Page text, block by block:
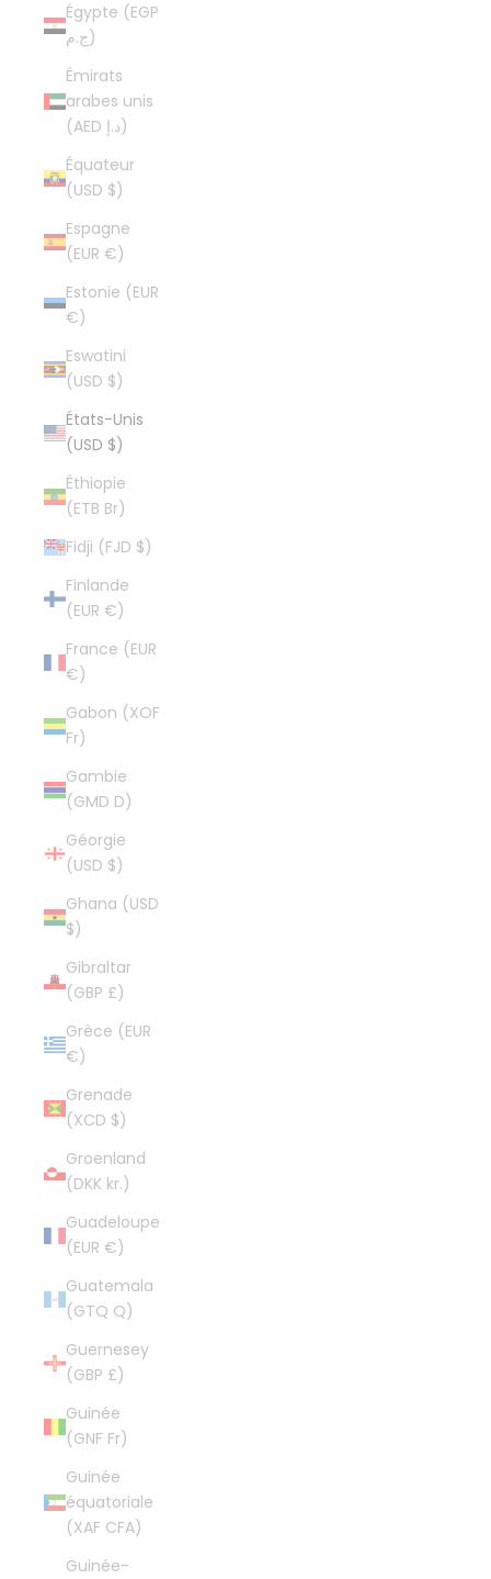
Égypte (EGP
ج.م)
Émirats
arabes unis
(AED د.إ)
Équateur
(USD $)
Espagne
(EUR €)
Estonie (EUR
€)
Eswatini
(USD $)
États-Unis
(USD $)
Éthiopie
(ETB Br)
Fidji (FJD $)
Finlande
(EUR €)
France (EUR
€)
Gabon (XOF
Fr)
Gambie
(GMD D)
Géorgie
(USD $)
Ghana (USD
$)
Gibraltar
(GBP £)
Grèce (EUR
€)
Grenade
(XCD $)
Groenland
(DKK kr.)
Guadeloupe
(EUR €)
Guatemala
(GTQ Q)
Guernesey
(GBP £)
Guinée
(GNF Fr)
Guinée
équatoriale
(XAF CFA)
Guinée-